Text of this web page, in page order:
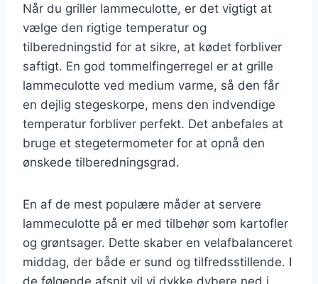
Når du griller lammeculotte, er det vigtigt at
vælge den rigtige temperatur og
tilberedningstid for at sikre, at kødet forbliver
saftigt. En god tommelfingerregel er at grille
lammeculotte ved medium varme, så den får
en dejlig stegeskorpe, mens den indvendige
temperatur forbliver perfekt. Det anbefales at
bruge et stegetermometer for at opnå den
ønskede tilberedningsgrad.
En af de mest populære måder at servere
lammeculotte på er med tilbehør som kartofler
og grøntsager. Dette skaber en velafbalanceret
middag, der både er sund og tilfredsstillende. I
de følgende afsnit vil vi dykke dybere ned i